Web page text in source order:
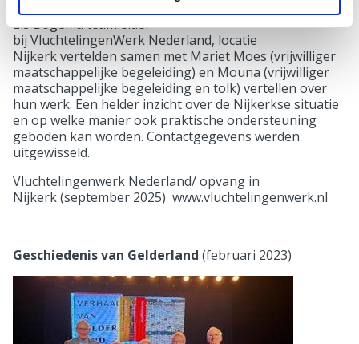
Els Bogema teamleider
bij VluchtelingenWerk Nederland, locatie
Nijkerk vertelden samen met Mariet Moes (vrijwilliger
maatschappelijke begeleiding) en Mouna (vrijwilliger
maatschappelijke begeleiding en tolk) vertellen over
hun werk. Een helder inzicht over de Nijkerkse situatie
en op welke manier ook praktische ondersteuning
geboden kan worden. Contactgegevens werden
uitgewisseld.
Vluchtelingenwerk Nederland/ opvang in
Nijkerk (september 2025) www.vluchtelingenwerk.nl
Geschiedenis van Gelderland (februari 2023)